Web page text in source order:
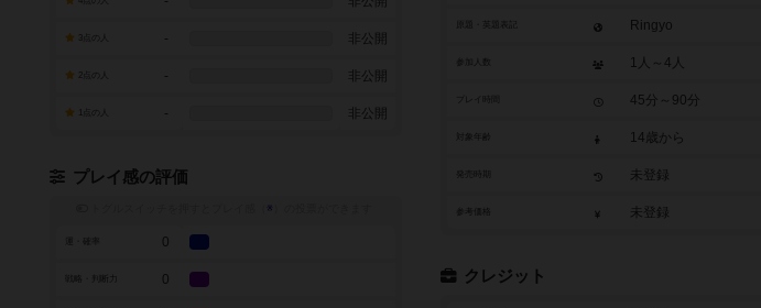
Ringyo
参加人数 1人～4人
45分～90分
14歳から
未登録
参考価格 未登録
クレジット
- 非公開
- 非公開
- 非公開
プレイ感の評価
※
0
戦略・判断力 0